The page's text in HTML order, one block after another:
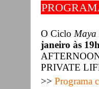
O Ciclo Maya
janeiro às 19h
PRIVATE
>> Programa